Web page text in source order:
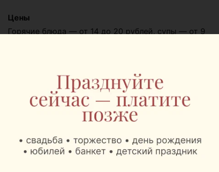
Цены
Горячие блюда — от 14 до 20 рублей, супы — от 9
СМОТРЕТЬ ОБЗОР
Адрес: Интернациональная, 25а